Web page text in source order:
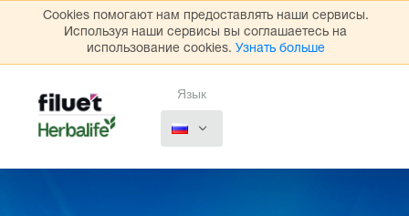
Cookies помогают нам предоставлять наши сервисы.
Используя наши сервисы вы соглашаетесь на
использование cookies. Узнать больше
Язык